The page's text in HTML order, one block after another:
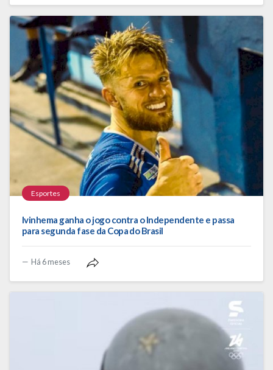
Esportes
Ivinhema ganha o jogo contra o Independente e passa
para segunda fase da Copa do Brasil
Há 6 meses